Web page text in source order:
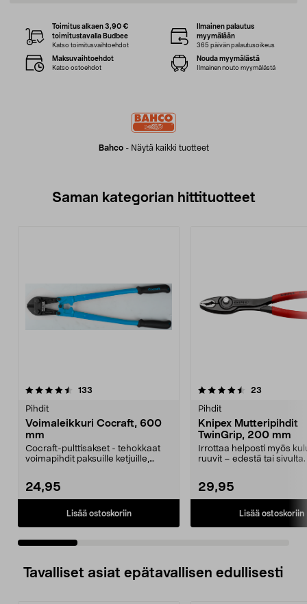
Bahco- Näytä kaikki tuotteet
Toimitus alkaen 3,90 €
toimitustavalla Budbee
Katso toimitusvaihtoehdot
Ilmainen palautus
myymälään
365 päivän palautusoikeus
Maksuvaihtoehdot
Katso ostoehdot
Nouda myymälästä
Ilmainen nouto myymälästä
Saman kategorian hittituotteet
133
Pihdit
Voimaleikkuri Cocraft, 600
mm
Cocraft-pulttisakset - tehokkaat
voimapihdit paksuille ketjuille,
24,95
Lisää ostoskoriin
4.5 viidestä
23
Pihdit
Knipex Mutteripihdit
TwinGrip, 200 mm
Irrottaa helposti myös
ruuvit – edestä tai sivulta.
29,95
Lisää ostoskoriin
5.0 viidestä
Tavalliset asiat epätavallisen edullisesti